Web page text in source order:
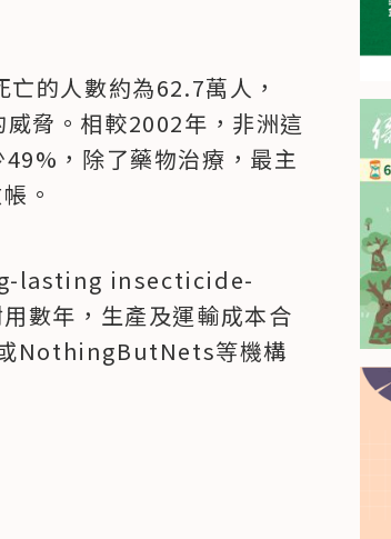
的人數約為62.7萬人，
脅。相較2002年，非洲這
，除了藥物治療，最主
。
lasting insecticide-
年，生產及運輸成本合
NothingButNets等機構